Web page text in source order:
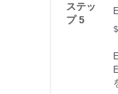
ステッ
プ 5